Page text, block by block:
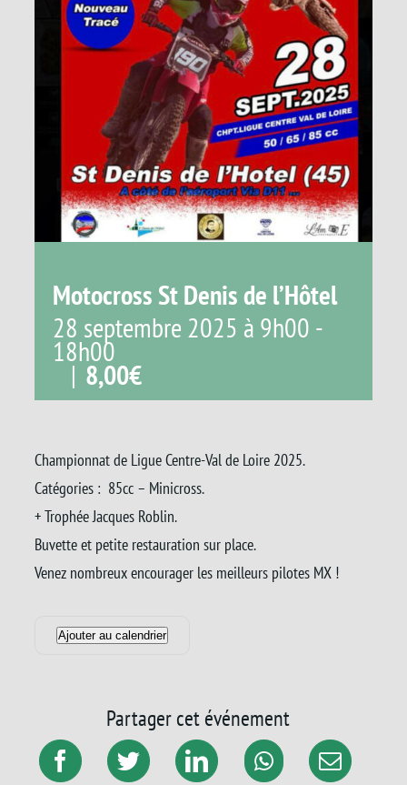
Motocross St Denis de l’Hôtel
28 septembre 2025 à 9h00 -
18h00
| 8,00€
Championnat de Ligue Centre-Val de Loire 2025.
Catégories : 85cc – Minicross.
+ Trophée Jacques Roblin.
Buvette et petite restauration sur place.
Venez nombreux encourager les meilleurs pilotes MX !
Ajouter au calendrier
Partager cet événement